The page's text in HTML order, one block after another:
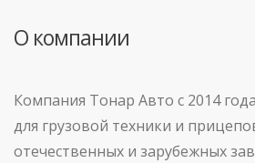
О компании
Компания Тонар Авто с 2014
для грузовой техники и
отечественных и зарубежных